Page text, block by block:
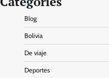
Blog
Bolivia
De viaje
Deportes